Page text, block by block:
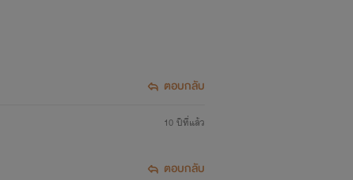
ตอบกลับ
10 ปีที่แล้ว
ตอบกลับ